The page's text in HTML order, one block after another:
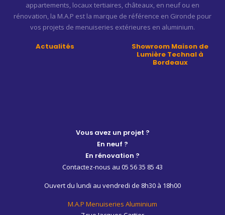
appartements, locaux tertiaires, châteaux, en neuf ou en
rénovation, la M.A.P est la marque de référence en Gironde pour
vos projets de menuiseries extérieures en aluminium.
Actualités
Showroom Maison de
Lumière Technal à
Bordeaux
Vous avez un projet ?
En neuf ?
En rénovation ?
Contactez-nous au 05 56 35 85 43
Ouvert du lundi au vendredi de 8h30 à 18h00
M.A.P Menuiseries Aluminium